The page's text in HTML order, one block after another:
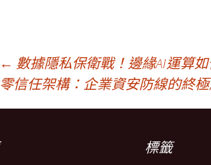
← 數據隱私保衛戰！邊緣AI運算
零信任架構：企業資安防線的終
標籤